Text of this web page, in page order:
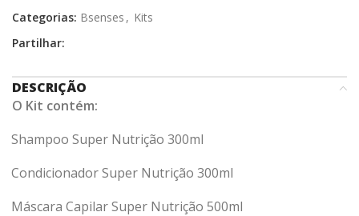
Categorias: Bsenses , Kits
Partilhar:
DESCRIÇÃO
O Kit contém:
Shampoo Super Nutrição 300ml
Condicionador Super Nutrição 300ml
Máscara Capilar Super Nutrição 500ml